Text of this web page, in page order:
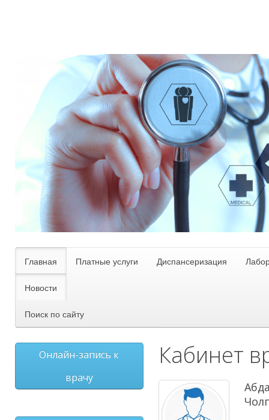
Главная Платные услуги Диспансеризация
Новости
Поиск по сайту
Кабинет
Онлайн-запись к
врачу